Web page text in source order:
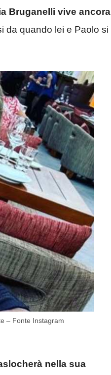
Bruganelli vive ancora
da quando lei e Paolo si
– Fonte Instagram
nella sua